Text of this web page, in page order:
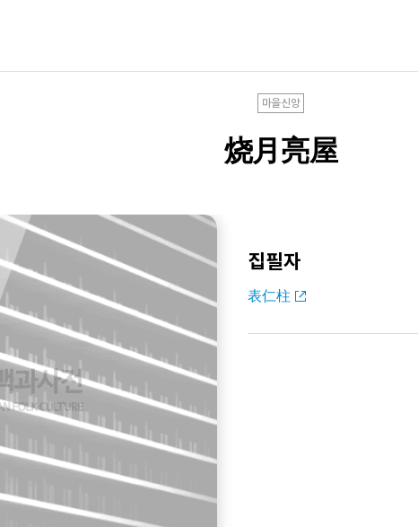
마을신앙
烧月亮屋
집필자
表仁柱